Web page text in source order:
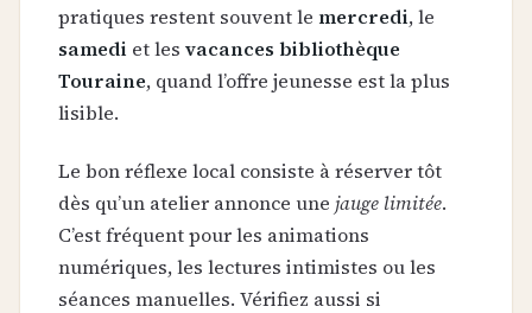
pratiques restent souvent le mercredi, le
samedi et les vacances bibliothèque
Touraine, quand l’offre jeunesse est la plus
lisible.
Le bon réflexe local consiste à réserver tôt
dès qu’un atelier annonce une jauge limitée.
C’est fréquent pour les animations
numériques, les lectures intimistes ou les
séances manuelles. Vérifiez aussi si